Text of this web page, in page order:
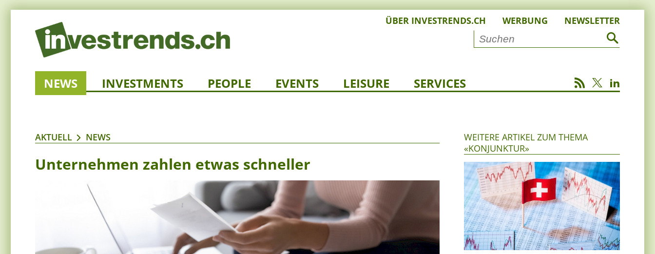
ÜBER INVESTRENDS.CH WERBUNG NEWSLETTER
NEWS INVESTMENTS PEOPLE EVENTS LEISURE SERVICES
AKTUELL NEWS
Unternehmen zahlen etwas schneller
WEITERE ARTIKEL ZUM THEMA
«KONJUNKTUR»